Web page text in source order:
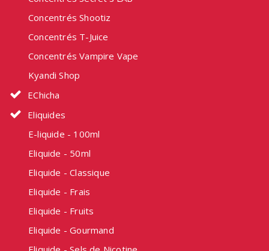
Concentrés Shootiz
Concentrés T-Juice
Concentrés Vampire Vape
Kyandi Shop
EChicha
Eliquides
E-liquide - 100ml
Eliquide - 50ml
Eliquide - Classique
Eliquide - Frais
Eliquide - Fruits
Eliquide - Gourmand